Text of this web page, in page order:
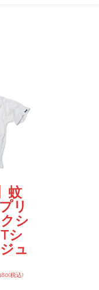
蚊
リ
シ
シ
ュ
(税込)